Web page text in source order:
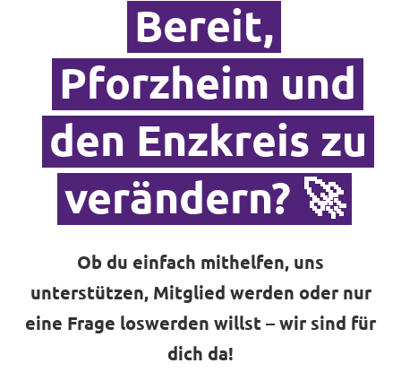
Bereit,
Pforzheim und
den Enzkreis zu
verändern? 🚀
Ob du einfach mithelfen, uns
unterstützen, Mitglied werden oder nur
eine Frage loswerden willst – wir sind für
dich da!